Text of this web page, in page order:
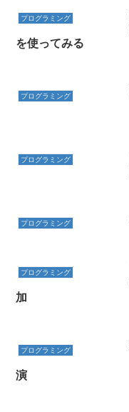
プログラミング
を使ってみる
プログラミング
プログラミング
プログラミング
プログラミング
加
プログラミング
演